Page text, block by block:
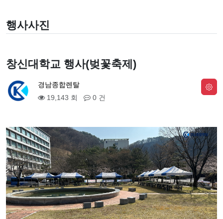
행사사진
창신대학교 행사(벚꽃축제)
경남종합렌탈
19,143 회
0 건